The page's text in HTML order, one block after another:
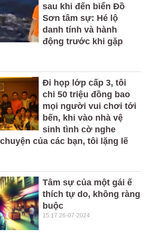
sau khi đến biển Đồ
Sơn tâm sự: Hé lộ
danh tính và hành
động trước khi gặp
Đi họp lớp cấp 3, tôi
chi 50 triệu đồng bao
mọi người vui chơi tới
bến, khi vào nhà vệ
sinh tình cờ nghe
của các bạn, tôi lặng lẽ
Tâm sự của một gái ế
thích tự do, không ràng
buộc
15:17 26-07-2024